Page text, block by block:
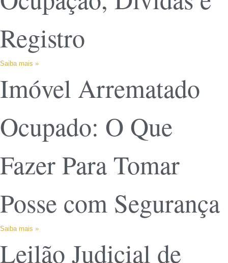
Registro
Saiba mais »
Imóvel Arrematado
Ocupado: O Que
Fazer Para Tomar
Posse com Segurança
Saiba mais »
Leilão Judicial de